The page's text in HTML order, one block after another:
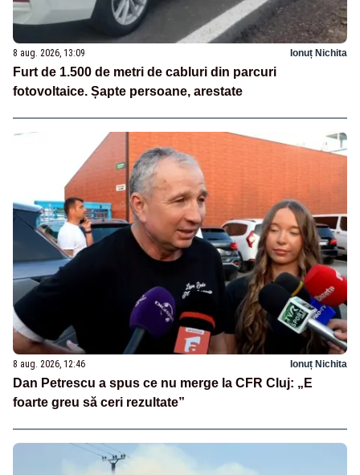
8 aug. 2026, 13:09 Ionuț Nichita
Furt de 1.500 de metri de cabluri din parcuri
fotovoltaice. Șapte persoane, arestate
8 aug. 2026, 12:46 Ionuț Nichita
Dan Petrescu a spus ce nu merge la CFR Cluj: „E
foarte greu să ceri rezultate”